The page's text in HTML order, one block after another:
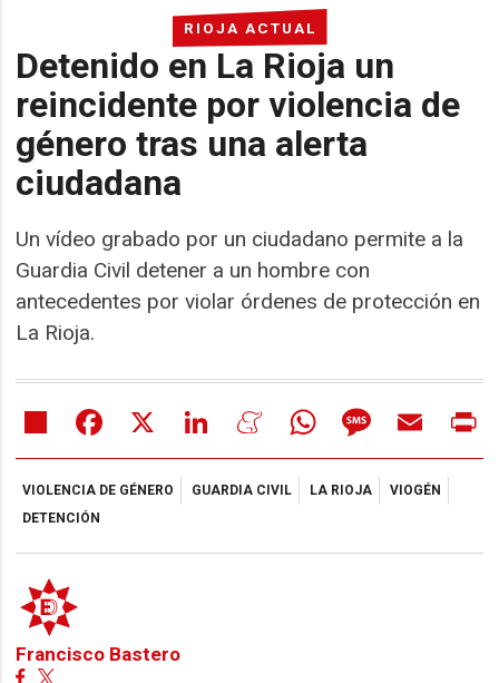
RIOJA ACTUAL
Detenido en La Rioja un
reincidente por violencia de
género tras una alerta
ciudadana
Un vídeo grabado por un ciudadano permite a la
Guardia Civil detener a un hombre con
antecedentes por violar órdenes de protección en
La Rioja.
Share Facebook LinkedIn MeneameWhatsAppMessageEmail
VIOLENCIA DE GÉNERO GUARDIA CIVIL LA RIOJA
VIOGÉN
DETENCIÓN
Francisco Bastero